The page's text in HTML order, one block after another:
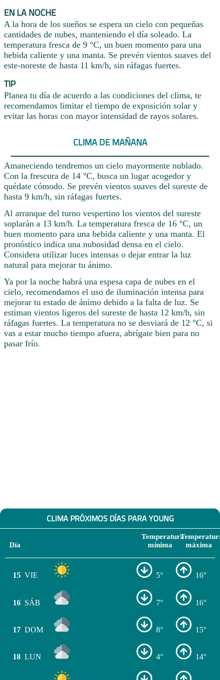
EN LA NOCHE
A la hora de los sueños se espera un cielo con pequeñas
cantidades de nubes, manteniendo el día soleado. La
temperatura fresca de 9 °C, un buen momento para una
bebida caliente y una manta. Se prevén vientos suaves del
este-noreste de hasta 11 km/h, sin ráfagas fuertes.
TIP
Planea tu día de acuerdo a las condiciones del clima, te
recomendamos limitar el tiempo de exposición solar y
evitar las horas con mayor intensidad de rayos solares.
CLIMA DE MAÑANA
Amaneciendo tendremos un cielo mayormente nublado.
Con la frescura de 14 °C, busca un lugar acogedor y
quédate cómodo. Se prevén vientos suaves del sureste de
hasta 9 km/h, sin ráfagas fuertes.
Al arranque del turno vespertino los vientos del sureste
soplarán a 13 km/h. La temperatura fresca de 16 °C, un
buen momento para una bebida caliente y una manta. El
pronóstico indica una nubosidad densa en el cielo.
Considera utilizar luces intensas o dejar entrar la luz
natural para mejorar tu ánimo.
Ya por la noche habrá una espesa capa de nubes en el
cielo, recomendamos el uso de iluminación intensa para
mejorar tu estado de ánimo debido a la falta de luz. Se
estiman vientos ligeros del sureste de hasta 12 km/h, sin
ráfagas fuertes. La temperatura no se desviará de 12 °C, si
vas a estar mucho tiempo afuera, abrígate bien para no
pasar frío.
CLIMA PRÓXIMOS DÍAS PARA YOUNG
Día
Temperatura
mínima
máxima
15 VIE 5° 16°
16 SÁB 7° 16°
17 DOM 8° 15°
18 LUN 4° 14°